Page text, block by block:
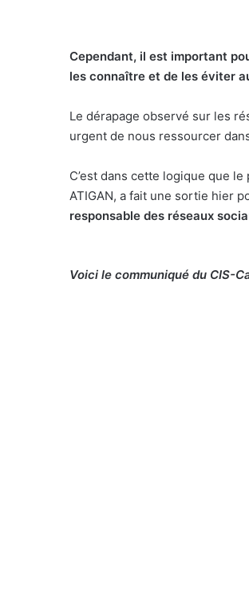
Cependant, il est important
les connaître et de les éviter
Le dérapage observé sur les
urgent de nous ressourcer
C’est dans cette logique que
ATIGAN, a fait une sortie hier
responsable des réseaux
Voici le communiqué du CIS-